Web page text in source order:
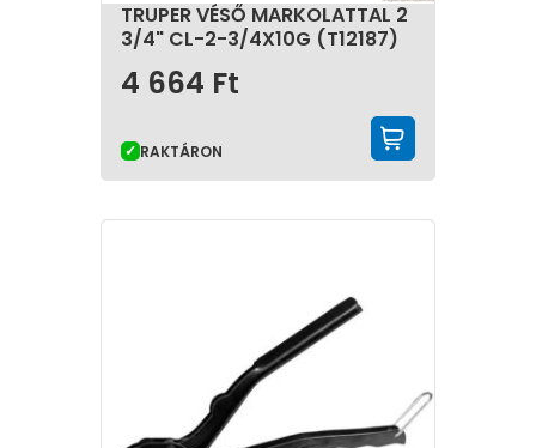
TRUPER VÉSŐ MARKOLATTAL 2
3/4" CL-2-3/4X10G (T12187)
4 664 Ft
RAKTÁRON